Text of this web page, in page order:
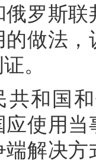
罗斯
做法
。
共和国
应使用
端解决